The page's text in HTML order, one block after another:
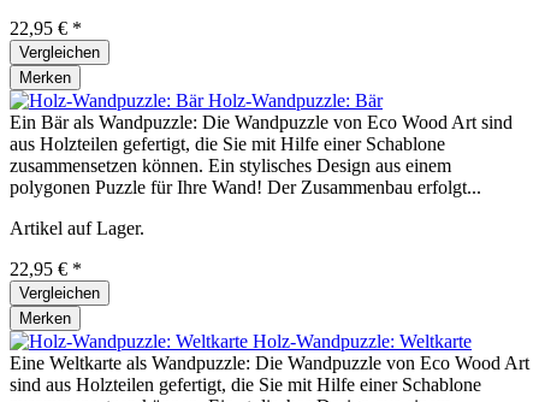
22,95 € *
Vergleichen
Merken
Holz-Wandpuzzle: Bär
Ein Bär als Wandpuzzle: Die Wandpuzzle von Eco Wood Art sind
aus Holzteilen gefertigt, die Sie mit Hilfe einer Schablone
zusammensetzen können. Ein stylisches Design aus einem
polygonen Puzzle für Ihre Wand! Der Zusammenbau erfolgt...
Artikel auf Lager.
22,95 € *
Vergleichen
Merken
Holz-Wandpuzzle: Weltkarte
Eine Weltkarte als Wandpuzzle: Die Wandpuzzle von Eco Wood Art
sind aus Holzteilen gefertigt, die Sie mit Hilfe einer Schablone